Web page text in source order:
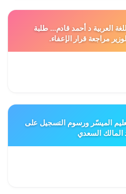
العربية د أحمد قادم... طلبة
مراجعة قرار الإعفاء.
الميسّر ورسوم التسجيل على
المالك السعدي